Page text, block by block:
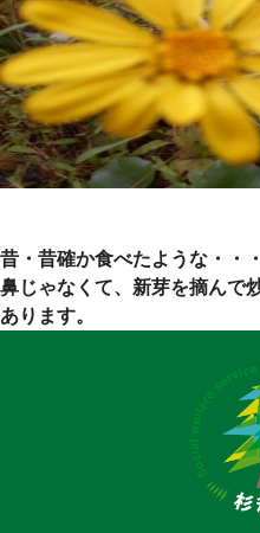
昔・昔確か食べたような・・
鼻じゃなくて、新芽を摘んで
あります。